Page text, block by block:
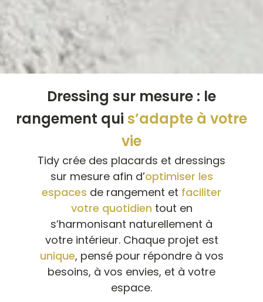
Dressing sur mesure : le
rangement qui s’adapte à votre
vie​
Tidy crée des placards et dressings
sur mesure afin d’optimiser les
espaces de rangement et faciliter
votre quotidien tout en
s’harmonisant naturellement à
votre intérieur. Chaque projet est
unique, pensé pour répondre à vos
besoins, à vos envies, et à votre
espace.